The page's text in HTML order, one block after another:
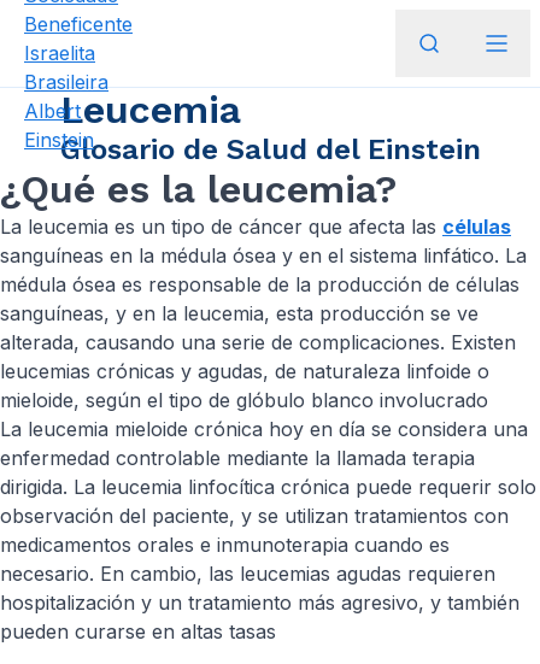
Leucemia
Glosario de Salud del Einstein
¿Qué es la leucemia?
La leucemia es un tipo de cáncer que afecta las células
sanguíneas en la médula ósea y en el sistema linfático. La
médula ósea es responsable de la producción de células
sanguíneas, y en la leucemia, esta producción se ve
alterada, causando una serie de complicaciones. Existen
leucemias crónicas y agudas, de naturaleza linfoide o
mieloide, según el tipo de glóbulo blanco involucrado
La leucemia mieloide crónica hoy en día se considera una
enfermedad controlable mediante la llamada terapia
dirigida. La leucemia linfocítica crónica puede requerir solo
observación del paciente, y se utilizan tratamientos con
medicamentos orales e inmunoterapia cuando es
necesario. En cambio, las leucemias agudas requieren
hospitalización y un tratamiento más agresivo, y también
pueden curarse en altas tasas